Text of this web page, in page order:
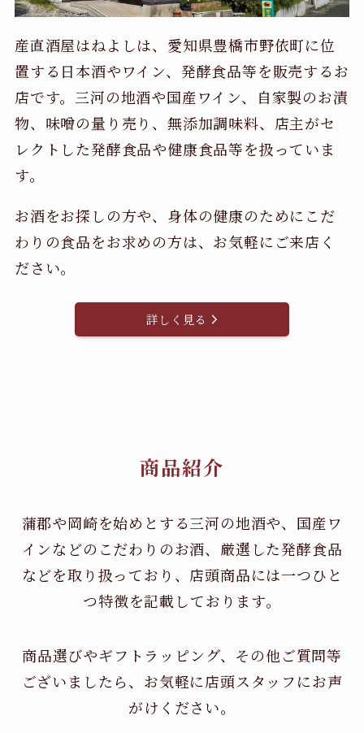
産直酒屋はねよしは、愛知県豊橋市野依町に位
置する日本酒やワイン、発酵食品等を販売するお
店です。三河の地酒や国産ワイン、自家製のお漬
物、味噌の量り売り、無添加調味料、店主がセ
レクトした発酵食品や健康食品等を扱っていま
す。
お酒をお探しの方や、身体の健康のためにこだ
わりの食品をお求めの方は、お気軽にご来店く
ださい。
詳しく見る
商品紹介
蒲郡や岡崎を始めとする三河の地酒や、国産ワ
インなどのこだわりのお酒、 厳選した発酵食品
などを取り扱っており、店頭商品には一つひと
つ特徴を記載しております。
商品選びやギフトラッピング、その他ご質問等
ございましたら、お気軽に店頭スタッフにお声
がけください。